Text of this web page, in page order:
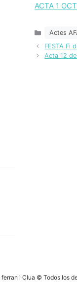
ACTA 1
Categories
Actes
FESTA Fi
Acta 12
ferran i Clua © Todos los